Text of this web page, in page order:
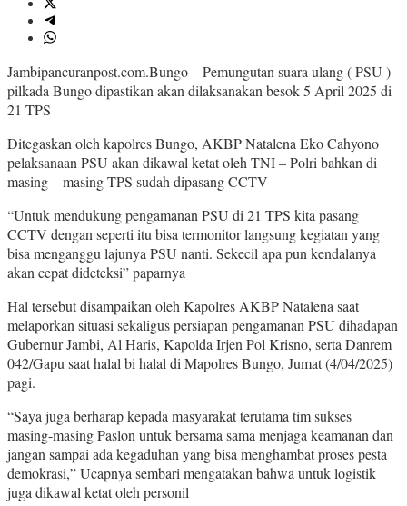
Jambipancuranpost.com.Bungo – Pemungutan suara ulang ( PSU )
pilkada Bungo dipastikan akan dilaksanakan besok 5 April 2025 di
21 TPS
Ditegaskan oleh kapolres Bungo, AKBP Natalena Eko Cahyono
pelaksanaan PSU akan dikawal ketat oleh TNI – Polri bahkan di
masing – masing TPS sudah dipasang CCTV
“Untuk mendukung pengamanan PSU di 21 TPS kita pasang
CCTV dengan seperti itu bisa termonitor langsung kegiatan yang
bisa menganggu lajunya PSU nanti. Sekecil apa pun kendalanya
akan cepat dideteksi” paparnya
Hal tersebut disampaikan oleh Kapolres AKBP Natalena saat
melaporkan situasi sekaligus persiapan pengamanan PSU dihadapan
Gubernur Jambi, Al Haris, Kapolda Irjen Pol Krisno, serta Danrem
042/Gapu saat halal bi halal di Mapolres Bungo, Jumat (4/04/2025)
pagi.
“Saya juga berharap kepada masyarakat terutama tim sukses
masing-masing Paslon untuk bersama sama menjaga keamanan dan
jangan sampai ada kegaduhan yang bisa menghambat proses pesta
demokrasi,” Ucapnya sembari mengatakan bahwa untuk logistik
juga dikawal ketat oleh personil